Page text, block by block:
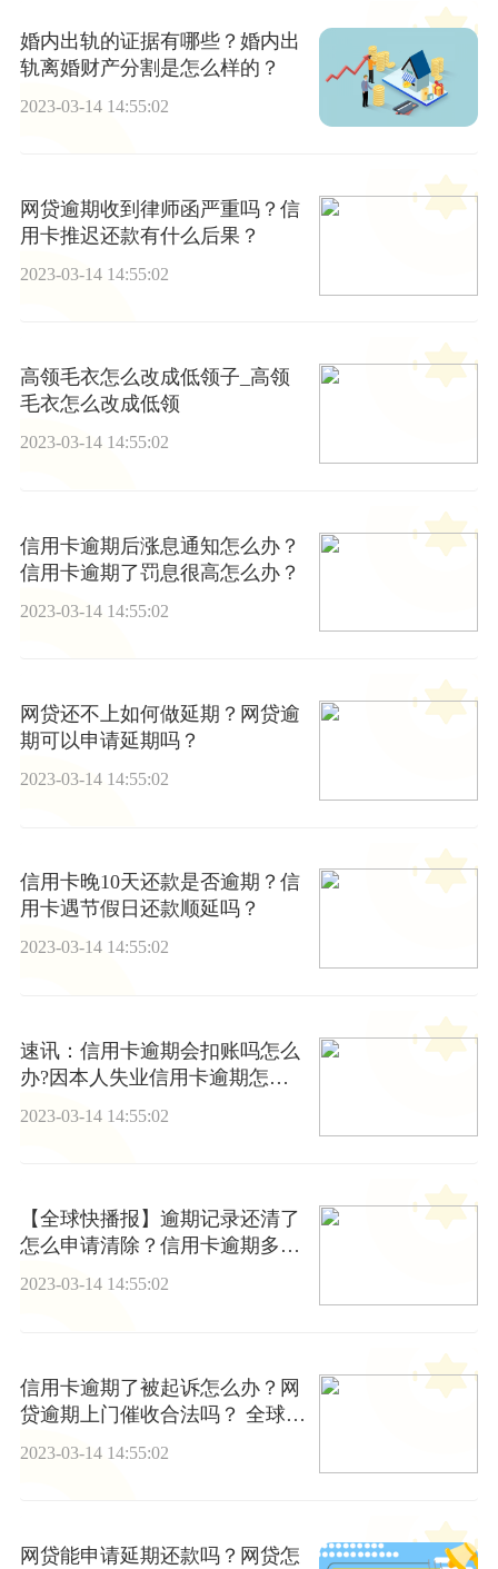
婚内出轨的证据有哪些？婚内出
轨离婚财产分割是怎么样的？
2023-03-14 14:55:02
网贷逾期收到律师函严重吗？信
用卡推迟还款有什么后果？
2023-03-14 14:55:02
高领毛衣怎么改成低领子_高领
毛衣怎么改成低领
2023-03-14 14:55:02
信用卡逾期后涨息通知怎么办？
信用卡逾期了罚息很高怎么办？
2023-03-14 14:55:02
网贷还不上如何做延期？网贷逾
期可以申请延期吗？
2023-03-14 14:55:02
信用卡晚10天还款是否逾期？信
用卡遇节假日还款顺延吗？
2023-03-14 14:55:02
速讯：信用卡逾期会扣账吗怎么
办?因本人失业信用卡逾期怎么
2023-03-14 14:55:02
【全球快播报】逾期记录还清了
怎么申请清除？信用卡逾期多久
会被起诉？
2023-03-14 14:55:02
信用卡逾期了被起诉怎么办？网
贷逾期上门催收合法吗？ 全球焦
2023-03-14 14:55:02
网贷能申请延期还款吗？网贷怎